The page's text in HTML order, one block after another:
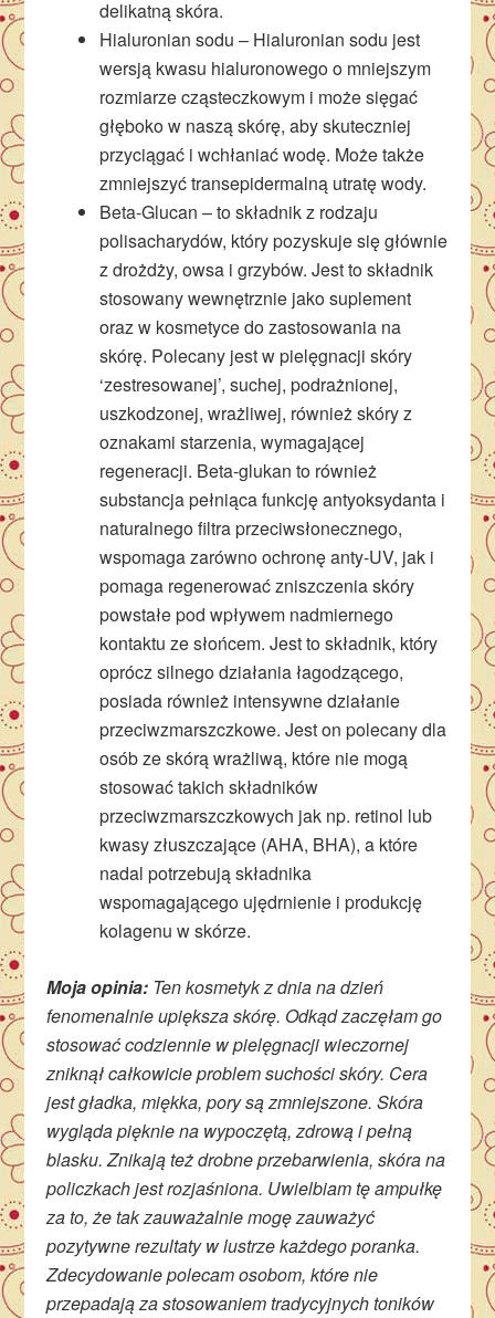
delikatną skóra.
Hialuronian sodu – Hialuronian sodu jest
wersją kwasu hialuronowego o mniejszym
rozmiarze cząsteczkowym i może sięgać
głęboko w naszą skórę, aby skuteczniej
przyciągać i wchłaniać wodę. Może także
zmniejszyć transepidermalną utratę wody.
Beta-Glucan – to składnik z rodzaju
polisacharydów, który pozyskuje się głównie
z drożdży, owsa i grzybów. Jest to składnik
stosowany wewnętrznie jako suplement
oraz w kosmetyce do zastosowania na
skórę. Polecany jest w pielęgnacji skóry
‘zestresowanej’, suchej, podrażnionej,
uszkodzonej, wrażliwej, również skóry z
oznakami starzenia, wymagającej
regeneracji. Beta-glukan to również
substancja pełniąca funkcję antyoksydanta i
naturalnego filtra przeciwsłonecznego,
wspomaga zarówno ochronę anty-UV, jak i
pomaga regenerować zniszczenia skóry
powstałe pod wpływem nadmiernego
kontaktu ze słońcem. Jest to składnik, który
oprócz silnego działania łagodzącego,
posiada również intensywne działanie
przeciwzmarszczkowe. Jest on polecany dla
osób ze skórą wrażliwą, które nie mogą
stosować takich składników
przeciwzmarszczkowych jak np. retinol lub
kwasy złuszczające (AHA, BHA), a które
nadal potrzebują składnika
wspomagającego ujędrnienie i produkcję
kolagenu w skórze.
Moja opinia: Ten kosmetyk z dnia na dzień
fenomenalnie upiększa skórę. Odkąd zaczęłam go
stosować codziennie w pielęgnacji wieczornej
zniknął całkowicie problem suchości skóry. Cera
jest gładka, miękka, pory są zmniejszone. Skóra
wygląda pięknie na wypoczętą, zdrową i pełną
blasku. Znikają też drobne przebarwienia, skóra na
policzkach jest rozjaśniona. Uwielbiam tę ampułkę
za to, że tak zauważalnie mogę zauważyć
pozytywne rezultaty w lustrze każdego poranka.
Zdecydowanie polecam osobom, które nie
przepadają za stosowaniem tradycyjnych toników